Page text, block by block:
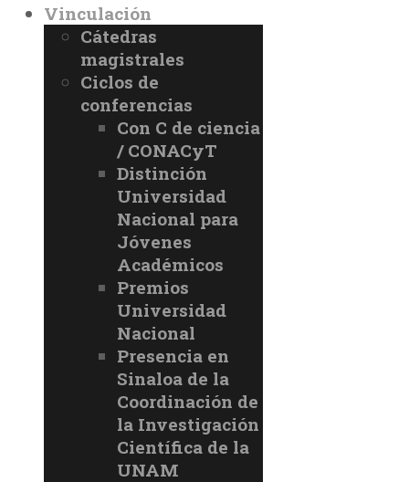
Vinculación
Cátedras
magistrales
Ciclos de
conferencias
Con C de ciencia
/ CONACyT
Distinción
Universidad
Nacional para
Jóvenes
Académicos
Premios
Universidad
Nacional
Presencia en
Sinaloa de la
Coordinación de
la Investigación
Científica de la
UNAM